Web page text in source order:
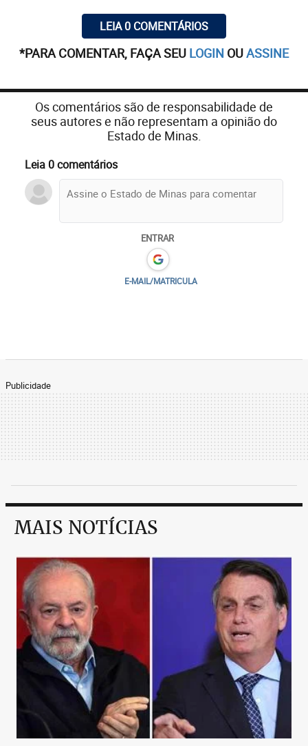
LEIA 0 COMENTÁRIOS
*PARA COMENTAR, FAÇA SEU LOGIN OUASSINE
Os comentários são de responsabilidade de
seus autores e não representam a opinião do
Estado de Minas.
Leia 0 comentários
ENTRAR
E-MAIL/MATRICULA
Publicidade
MAIS NOTÍCIAS